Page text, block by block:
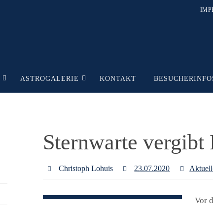
ASTROGALERIE KONTAKT
Sternwarte vergibt
Christoph Lohuis 23.07.2020
Vor